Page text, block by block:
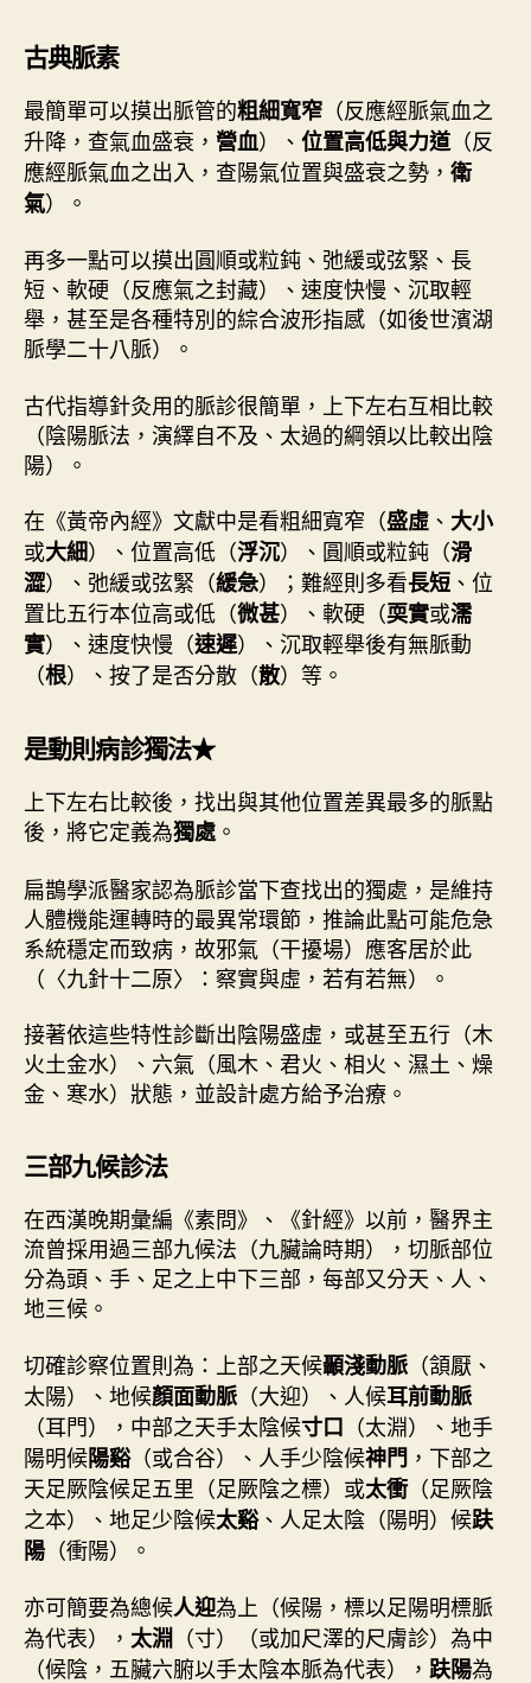
古典脈素
最簡單可以摸出脈管的粗細寬窄 （反應經脈氣血之
升降，查氣血盛衰， 營血）、 位置高低與力道 （反
應經脈氣血之出入，查陽氣位置與盛衰之勢， 衛
氣）。
再多一點可以摸出圓順或粒鈍、弛緩或弦緊、長
短、軟硬（反應氣之封藏）、速度快慢、沉取輕
舉，甚至是各種特別的綜合波形指感（如後世濱湖
脈學二十八脈）。
古代指導針灸用的脈診很簡單，上下左右互相比較
（陰陽脈法，演繹自不及、太過的綱領以比較出陰
陽）。
在《黃帝內經》文獻中是看粗細寬窄（盛虛 、 大小
或大細）、位置高低（浮沉）、圓順或粒鈍（滑
澀）、弛緩或弦緊（緩急）；難經則多看長短 、位
置比五行本位高或低（微甚）、軟硬（耎實或濡
實）、速度快慢（速遲）、沉取輕舉後有無脈動
（根）、按了是否分散（散）等。
是動則病診獨法★
上下左右比較後，找出與其他位置差異最多的脈點
後，將它定義為獨處 。
扁鵲學派醫家認為脈診當下查找出的獨處，是維持
人體機能運轉時的最異常環節，推論此點可能危急
系統穩定而致病，故邪氣（干擾場）應客居於此
（〈九針十二原〉：察實與虛，若有若無）。
接著依這些特性診斷出陰陽盛虛，或甚至五行（木
火土金水）、六氣（風木、君火、相火、濕土、燥
金、寒水）狀態，並設計處方給予治療。
三部九候診法
在西漢晚期彙編《素問》、《針經》以前，醫界主
流曾採用過三部九候法（九臟論時期），切脈部位
分為頭、手、足之上中下三部，每部又分天、人、
地三候。
切確診察位置則為：上部之天候顳淺動脈 （頷厭、
太陽）、地候顏面動脈 （大迎）、人候耳前動脈
（耳門），中部之天手太陰候寸口 （太淵）、地手
陽明候陽谿（或合谷）、人手少陰候神門 ，下部之
天足厥陰候足五里（足厥陰之標）或太衝（足厥陰
之本）、地足少陰候太谿、人足太陰（陽明）候趺
陽 （衝陽）。
亦可簡要為總候人迎為上（候陽，標以足陽明標脈
為代表）， 太淵 （寸）（或加尺澤的尺膚診）為中
（候陰，五臟六腑以手太陰本脈為代表）， 趺陽為